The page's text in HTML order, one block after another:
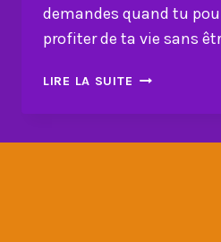
demandes quand tu
profiter de ta vie sans
LIRE LA SUITE CALME